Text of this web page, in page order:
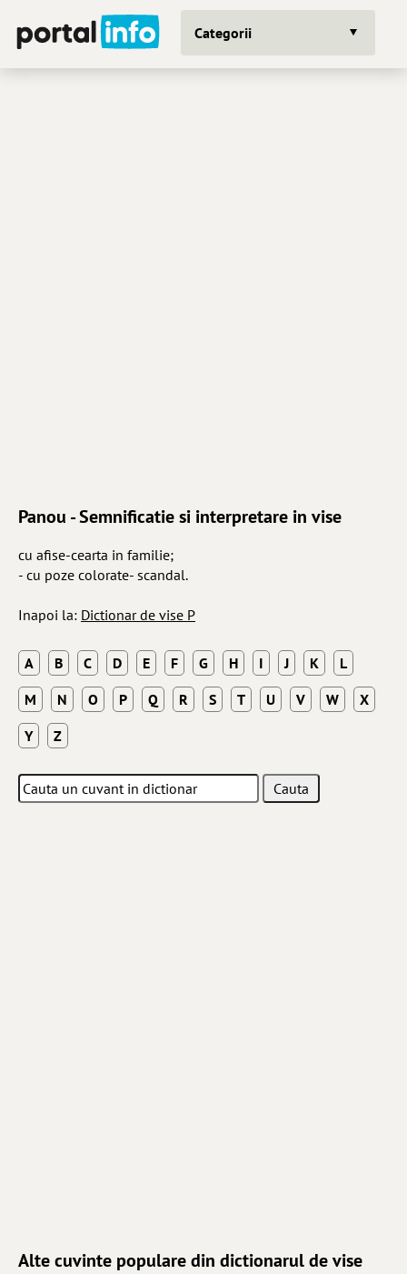
Categorii
Panou - Semnificatie si interpretare in vise
cu afise-cearta in familie;
- cu poze colorate- scandal.
Inapoi la: Dictionar de vise P
A B C D E F G H I J K
L
M
N O P Q R S T U V W
X
Y
Z
Alte cuvinte populare din dictionarul de vise